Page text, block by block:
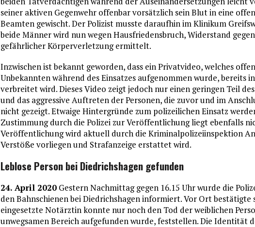
seiner aktiven Gegenwehr offenbar vorsätzlich sein Blut in eine
Beamten gewischt. Der Polizist musste daraufhin im Klinikum
beide Männer wird nun wegen Hausfriedensbruch, Widerstand
gefährlicher Körperverletzung ermittelt.
Inzwischen ist bekannt geworden, dass ein Privatvideo, welches
Unbekannten während des Einsatzes aufgenommen wurde, bereits
verbreitet wird. Dieses Video zeigt jedoch nur einen geringen Teil
und das aggressive Auftreten der Personen, die zuvor und im
nicht gezeigt. Etwaige Hintergründe zum polizeilichen Einsatz
Zustimmung durch die Polizei zur Veröffentlichung liegt ebenfalls
Veröffentlichung wird aktuell durch die Kriminalpolizeiinspektion
Verstöße vorliegen und Strafanzeige erstattet wird.
Leblose Person bei Diedrichshagen gefunden
24. April 2020 Gestern Nachmittag gegen 16.15 Uhr wurde die
den Bahnschienen bei Diedrichshagen informiert. Vor Ort bestätigte
eingesetzte Notärztin konnte nur noch den Tod der weiblichen
unwegsamen Bereich aufgefunden wurde, feststellen. Die Identität